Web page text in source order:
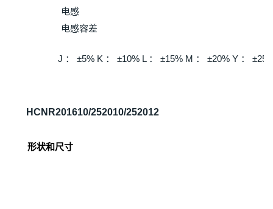
电感
电感容差
J ： ±5% K ： ±10% L ： ±15% M ： ±20% Y ：
HCNR201610/252010/252012
形状和尺寸